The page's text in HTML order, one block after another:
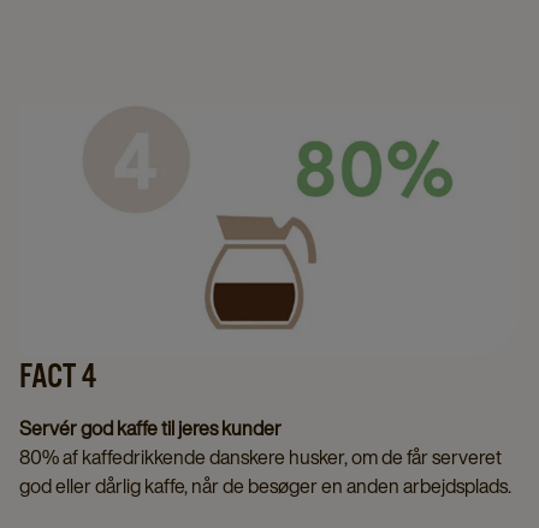
FACT 4
Servér god kaffe til jeres kunder
80% af kaffedrikkende danskere husker, om de får serveret
god eller dårlig kaffe, når de besøger en anden arbejdsplads.